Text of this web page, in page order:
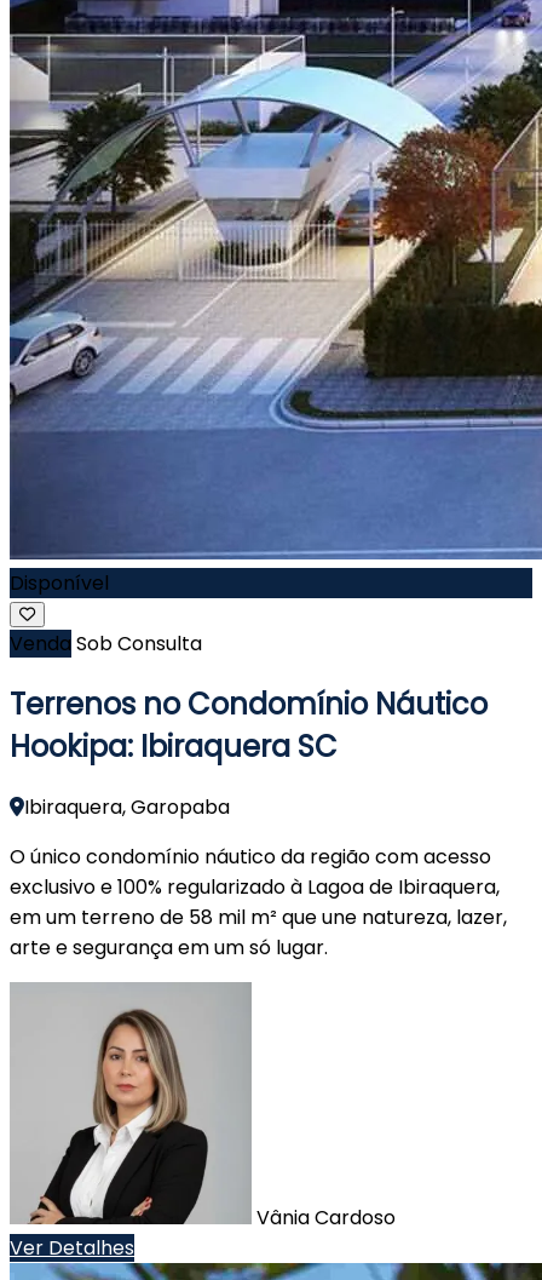
Disponível
Venda Sob Consulta
Terrenos no Condomínio Náutico
Hookipa: Ibiraquera SC
Ibiraquera, Garopaba
O único condomínio náutico da região com acesso
exclusivo e 100% regularizado à Lagoa de Ibiraquera,
em um terreno de 58 mil m² que une natureza, lazer,
arte e segurança em um só lugar.
Vânia Cardoso
Ver Detalhes